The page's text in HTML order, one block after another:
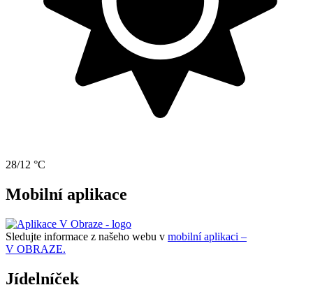
28/12 °C
Mobilní aplikace
Sledujte informace z našeho webu v mobilní aplikaci –
V OBRAZE.
Jídelníček